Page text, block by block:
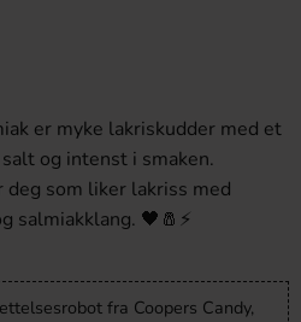
er myke lakriskudder med et
og intenst i smaken.
som liker lakriss med
salmiakklang. 🖤🧂⚡
fra Coopers Candy,